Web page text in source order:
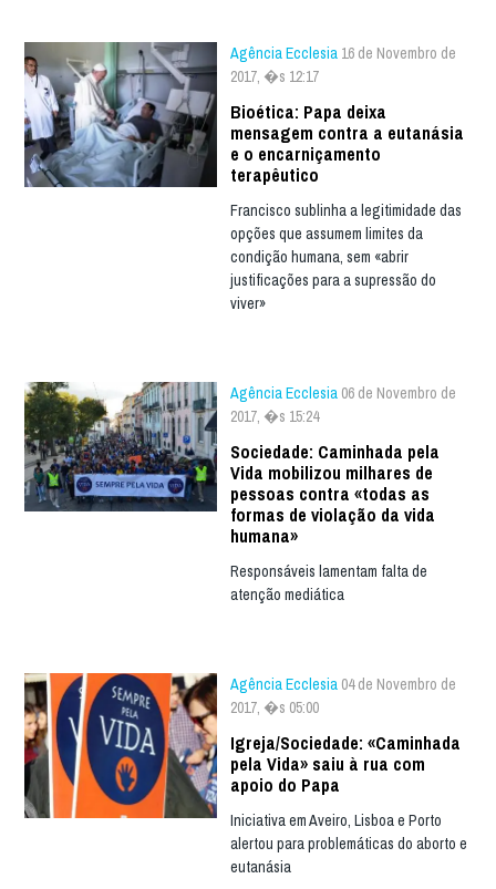
Agência Ecclesia 16 de Novembro de
2017, �s 12:17
Bioética: Papa deixa
mensagem contra a eutanásia
e o encarniçamento
terapêutico
Francisco sublinha a legitimidade das
opções que assumem limites da
condição humana, sem «abrir
justificações para a supressão do
viver»
Agência Ecclesia 06 de Novembro de
2017, �s 15:24
Sociedade: Caminhada pela
Vida mobilizou milhares de
pessoas contra «todas as
formas de violação da vida
humana»
Responsáveis lamentam falta de
atenção mediática
Agência Ecclesia 04 de Novembro de
2017, �s 05:00
Igreja/Sociedade: «Caminhada
pela Vida» saiu à rua com
apoio do Papa
Iniciativa em Aveiro, Lisboa e Porto
alertou para problemáticas do aborto e
eutanásia